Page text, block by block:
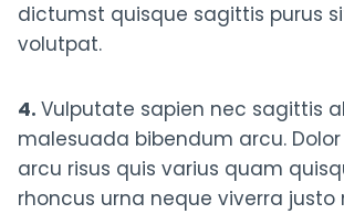
dictumst quisque sagittis purus
volutpat.
4. Vulputate sapien nec sagittis
malesuada bibendum arcu.
arcu risus quis varius quam
rhoncus urna neque viverra justo